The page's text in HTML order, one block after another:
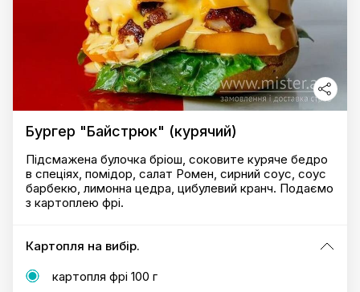
Бургер "Байстрюк" (курячий)
Підсмажена булочка бріош, соковите куряче бедро
в спеціях, помідор, салат Ромен, сирний соус, соус
барбекю, лимонна цедра, цибулевий кранч. Подаємо
з картоплею фрі.
Картопля на вибір.
картопля фрі 100 г